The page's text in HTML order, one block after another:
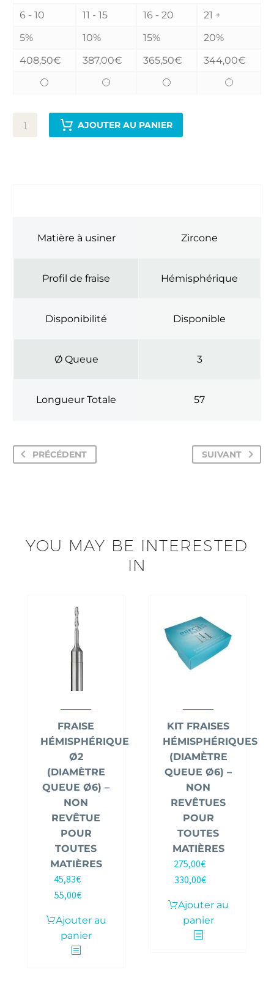
6 - 10 11 - 15 16 - 20
21 +
5%
10% 15%
20%
408,50€ 387,00€ 365,50€ 344,00€
AJOUTER AU PANIER
Matière à usiner Zircone
Profil de fraise Hémisphérique
Disponibilité Disponible
Ø Queue 3
Longueur Totale 57
PRÉCÉDENT SUIVANT
YOU MAY BE INTERESTED
IN
FRAISE
HÉMISPHÉRIQUE
Ø2
(DIAMÈTRE
QUEUE Ø6) –
NON
REVÊTUE
POUR
TOUTES
MATIÈRES
45,83€
55,00€
Ajouter au
panier
KIT FRAISES
HÉMISPHÉRIQUES
(DIAMÈTRE
QUEUE Ø6) –
NON
REVÊTUES
POUR
TOUTES
MATIÈRES
275,00€
330,00€
Ajouter au
panier